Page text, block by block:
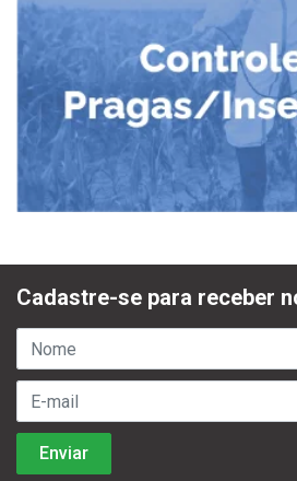
Cadastre-se para receber